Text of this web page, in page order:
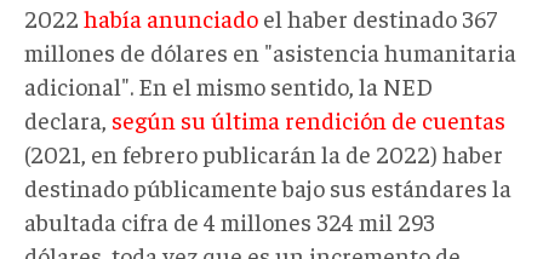
2022 había anunciado el haber destinado 367
millones de dólares en "asistencia humanitaria
adicional". En el mismo sentido, la NED
declara, según su última rendición de cuentas
(2021, en febrero publicarán la de 2022) haber
destinado públicamente bajo sus estándares la
abultada cifra de 4 millones 324 mil 293